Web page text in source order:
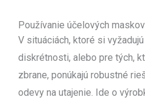
Používanie účelových
V situáciách, ktoré si
diskrétnosti, alebo pre tých,
zbrane, ponúkajú robustné
odevy na utajenie. Ide o